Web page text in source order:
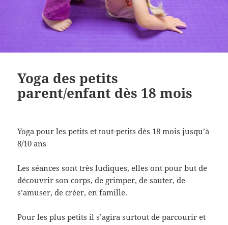
Yoga des petits
parent/enfant dès 18 mois
Yoga pour les petits et tout-petits dès 18 mois jusqu’à
8/10 ans
Les séances sont très ludiques, elles ont pour but de
découvrir son corps, de grimper, de sauter, de
s’amuser, de créer, en famille.
Pour les plus petits il s’agira surtout de parcourir et